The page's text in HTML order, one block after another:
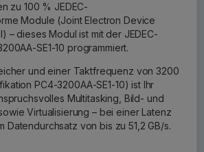
zu 100 % JEDEC-
Module (Joint Electron Device
– dieses Modul ist mit der JEDEC-
SE1-10 programmiert.
und einer Taktfrequenz von 3200
PC4-3200AA-SE1-10) ist Ihr
Multitasking, Bild- und
Virtualisierung – bei einer Latenz
Datendurchsatz von bis zu 51,2 GB/s.